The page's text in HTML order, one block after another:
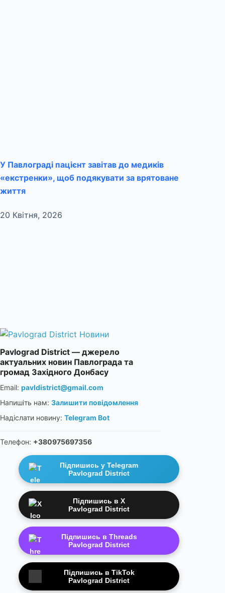
У Павлограді пацієнт завітав до медиків
«екстренки», щоб подякувати за врятоване
життя
20 Квітня, 2026
Pavlograd District — джерело
актуальних новин Павлограда та
громад Західного Донбасу
Email: pavldistrict@gmail.com
Напишіть нам: Залишити повідомлення
Надіслати новину: Telegram Bot
Телефон: +380975697356
Підпишись у Telegram
Pavlograd District
Підпишись в X
Pavlograd District
Підпишись в Threads
Pavlograd District
Підпишись в TikTok
Pavlograd District